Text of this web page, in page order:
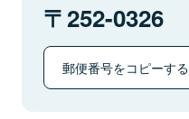
252-0326
郵便番号をコピーする